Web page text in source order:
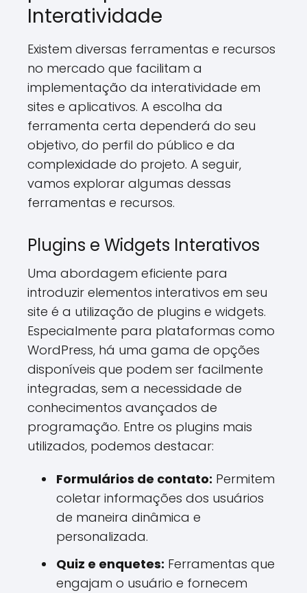
Interatividade
Existem diversas ferramentas e recursos
no mercado que facilitam a
implementação da interatividade em
sites e aplicativos. A escolha da
ferramenta certa dependerá do seu
objetivo, do perfil do público e da
complexidade do projeto. A seguir,
vamos explorar algumas dessas
ferramentas e recursos.
Plugins e Widgets Interativos
Uma abordagem eficiente para
introduzir elementos interativos em seu
site é a utilização de plugins e widgets.
Especialmente para plataformas como
WordPress, há uma gama de opções
disponíveis que podem ser facilmente
integradas, sem a necessidade de
conhecimentos avançados de
programação. Entre os plugins mais
utilizados, podemos destacar:
Formulários de contato: Permitem
coletar informações dos usuários
de maneira dinâmica e
personalizada.
Quiz e enquetes: Ferramentas que
engajam o usuário e fornecem